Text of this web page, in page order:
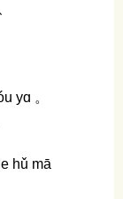
yɑ 。
hǔ mā